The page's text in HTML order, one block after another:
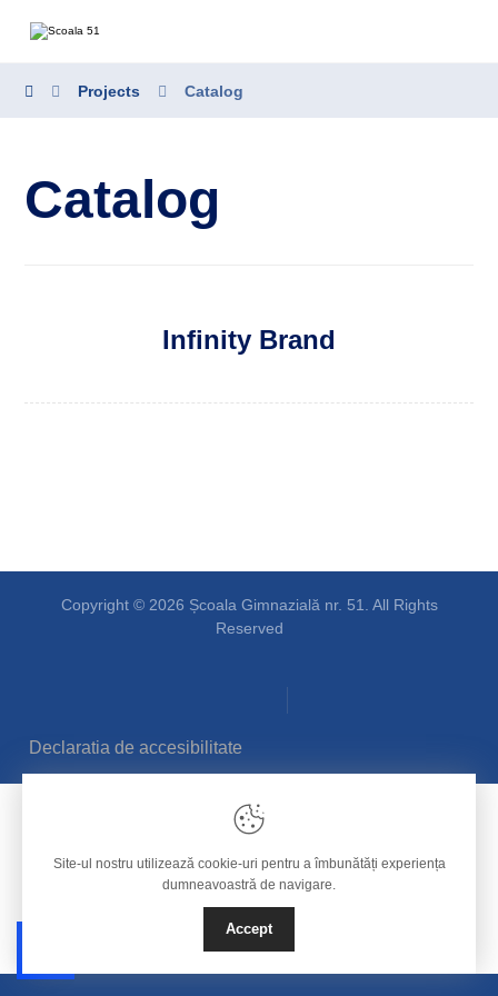
Projects Catalog
Catalog
Infinity Brand
Copyright © 2026 Școala Gimnazială nr. 51. All Rights
Reserved
Declaratia de accesibilitate
Site-ul nostru utilizează cookie-uri pentru a îmbunătăți experiența
dumneavoastră de navigare.
Accept